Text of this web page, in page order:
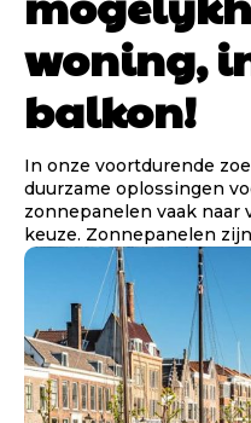
woning,
balkon!
In onze voortdurende
duurzame oplossingen
zonnepanelen vaak naar
keuze. Zonnepanelen